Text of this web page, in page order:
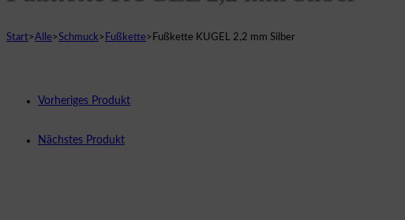
Start>Alle>Schmuck> Fußkette> Fußkette KUGEL 2,2 mm Silber
Vorheriges Produkt
Nächstes Produkt